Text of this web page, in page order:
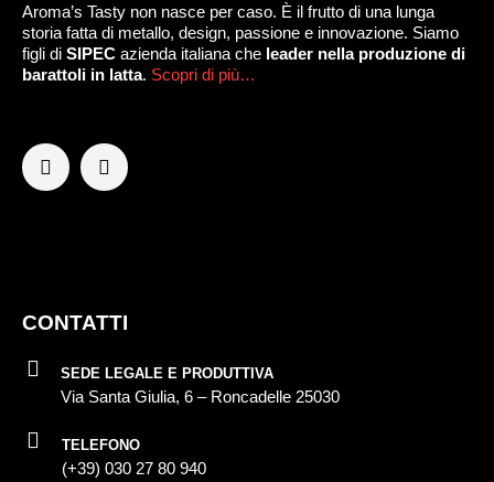
Aroma’s Tasty non nasce per caso. È il frutto di una lunga
storia fatta di metallo, design, passione e innovazione. Siamo
figli di SIPEC azienda italiana che leader nella produzione di
barattoli in latta. Scopri di più…
CONTATTI
SEDE LEGALE E PRODUTTIVA
Via Santa Giulia, 6 – Roncadelle 25030
TELEFONO
(+39) 030 27 80 940